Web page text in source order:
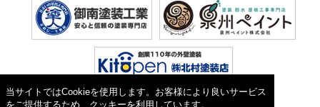
当サイトではCookieを使用します。お客様により良いサービス
をご提供するため、クッキーを利用しています。